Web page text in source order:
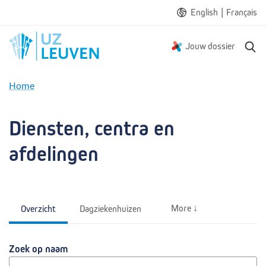
English | Français
Jouw dossier
Home
n
s
t
c
e
t
Diensten, centra en
afdelingen
Overzicht Dagziekenhuizen More ↓
Zoek op naam